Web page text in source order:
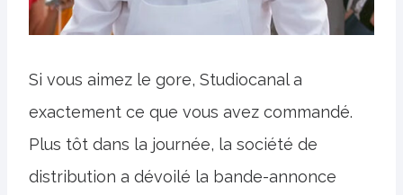
Si vous aimez le gore, Studiocanal a
exactement ce que vous avez commandé.
Plus tôt dans la journée, la société de
distribution a dévoilé la bande-annonce